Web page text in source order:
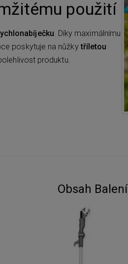
použití
. Díky maximálnímu
poskytuje na nůžkytříletou
produktu.
Obsah Balení